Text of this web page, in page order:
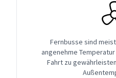
Fernbusse sind
angenehme
Fahrt zu